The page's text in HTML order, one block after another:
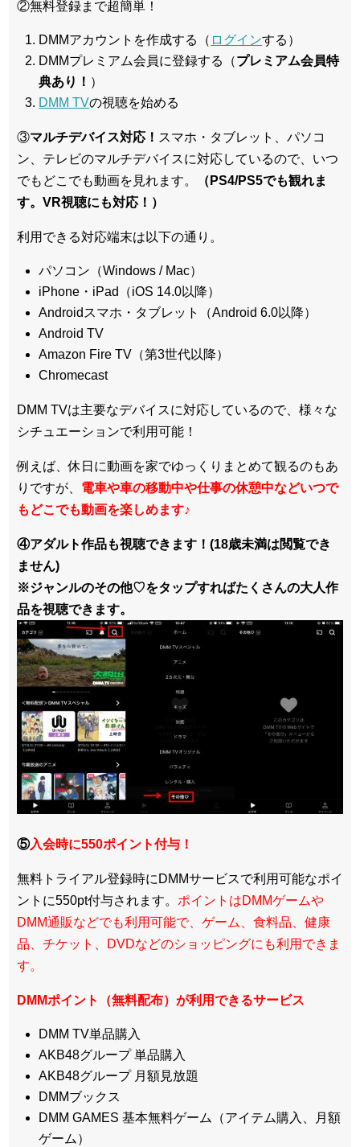
②無料登録まで超簡単！
DMMアカウントを作成する（ ログインする）
DMMプレミアム会員に登録する（プレミアム会員特
典あり！ ）
DMM TVの視聴を始める
③マルチデバイス対応！ スマホ・タブレット、パソコ
ン、テレビのマルチデバイスに対応しているので、いつ
でもどこでも動画を見れます。
（PS4/PS5でも観れま
す。VR視聴にも対応！）
利用できる対応端末は以下の通り。
パソコン（Windows / Mac）
iPhone・iPad（iOS 14.0以降）
Androidスマホ・タブレット（Android 6.0以降）
Android TV
Amazon Fire TV（第3世代以降）
Chromecast
DMM TVは主要なデバイスに対応しているので、 様々な
シチュエーションで利用可能！
例えば、休日に動画を家でゆっくりまとめて観るのもあ
りですが、 電車や車の移動中や仕事の休憩中などいつで
もどこでも動画を楽しめます♪
④アダルト作品も視聴できます！(18歳未満は閲覧でき
ません)
※ジャンルのその他♡をタップすればたくさんの大人作
品を視聴できます。
⑤入会時に550ポイント付与！
無料トライアル登録時にDMMサービスで利用可能なポイ
ントに550pt付与されます。 ポイントはDMMゲームや
DMM通販などでも利用可能で、ゲーム、食料品、健康
品、チケット、DVDなどのショッピングにも利用できま
す。
DMMポイント（無料配布）が利用できるサービス
DMM TV単品購入
AKB48グループ 単品購入
AKB48グループ 月額見放題
DMMブックス
DMM GAMES 基本無料ゲーム（アイテム購入、月額
ゲーム）